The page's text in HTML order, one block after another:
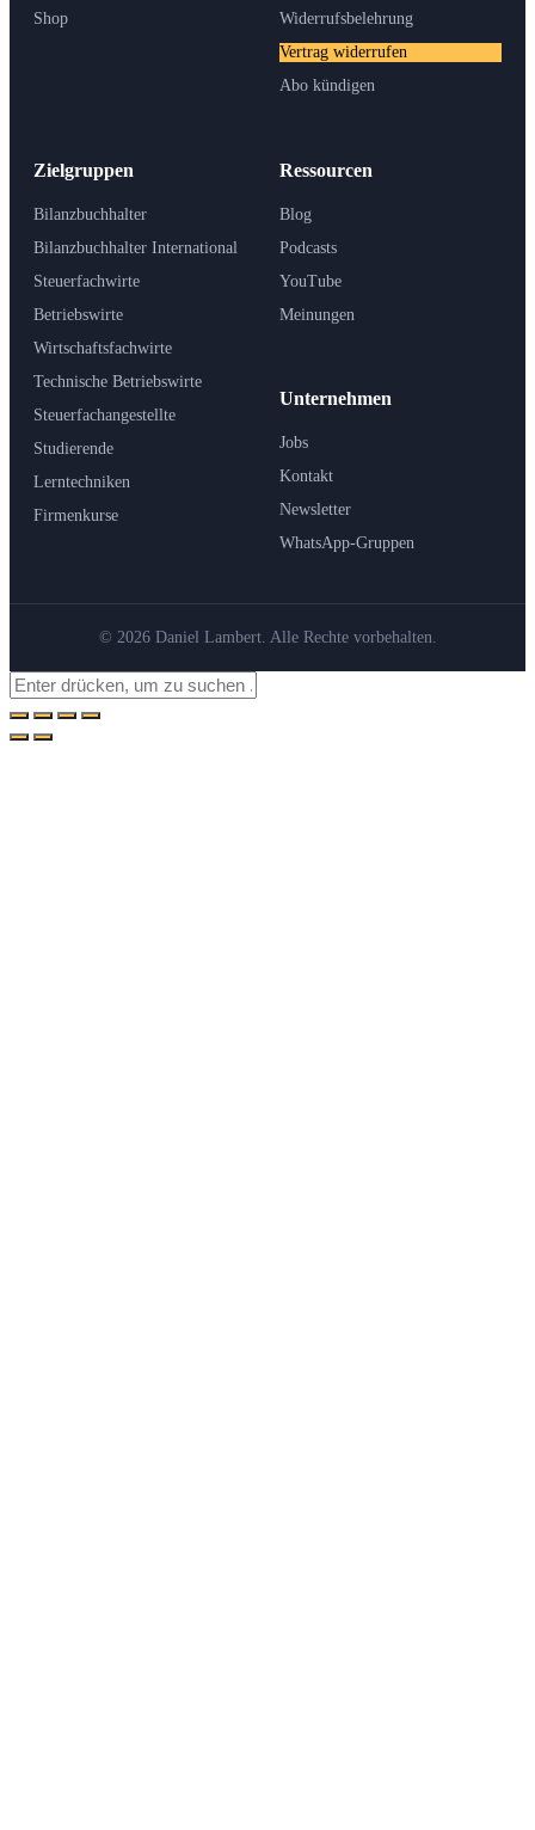
Shop
Zielgruppen
Bilanzbuchhalter
Bilanzbuchhalter International
Steuerfachwirte
Betriebswirte
Wirtschaftsfachwirte
Technische Betriebswirte
Steuerfachangestellte
Studierende
Lerntechniken
Firmenkurse
Ressourcen
Blog
Podcasts
YouTube
Meinungen
Unternehmen
Jobs
Kontakt
Newsletter
WhatsApp-Gruppen
Widerrufsbelehrung
Vertrag widerrufen
Abo kündigen
© 2026 Daniel Lambert. Alle Rechte vorbehalten.